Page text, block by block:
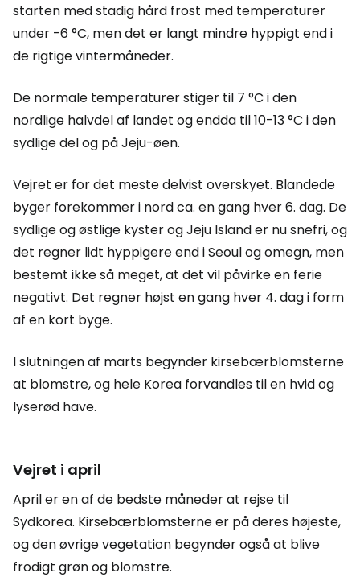
starten med stadig hård frost med temperaturer
under -6 °C, men det er langt mindre hyppigt end i
de rigtige vintermåneder.
De normale temperaturer stiger til 7 °C i den
nordlige halvdel af landet og endda til 10-13 °C i den
sydlige del og på Jeju-øen.
Vejret er for det meste delvist overskyet. Blandede
byger forekommer i nord ca. en gang hver 6. dag. De
sydlige og østlige kyster og Jeju Island er nu snefri, og
det regner lidt hyppigere end i Seoul og omegn, men
bestemt ikke så meget, at det vil påvirke en ferie
negativt. Det regner højst en gang hver 4. dag i form
af en kort byge.
I slutningen af marts begynder kirsebærblomsterne
at blomstre, og hele Korea forvandles til en hvid og
lyserød have.
Vejret i april
April er en af de bedste måneder at rejse til
Sydkorea. Kirsebærblomsterne er på deres højeste,
og den øvrige vegetation begynder også at blive
frodigt grøn og blomstre.